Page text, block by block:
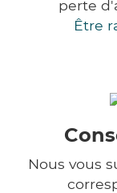
perte
Être
Nous vous